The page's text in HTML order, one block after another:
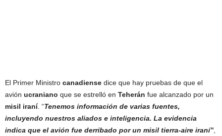
El Primer Ministro canadiense dice que hay pruebas de que el
avión ucraniano que se estrelló en Teherán fue alcanzado por un
misil iraní. “Tenemos información de varias fuentes,
incluyendo nuestros aliados e inteligencia. La evidencia
indica que el avión fue derribado por un misil tierra-aire iraní”